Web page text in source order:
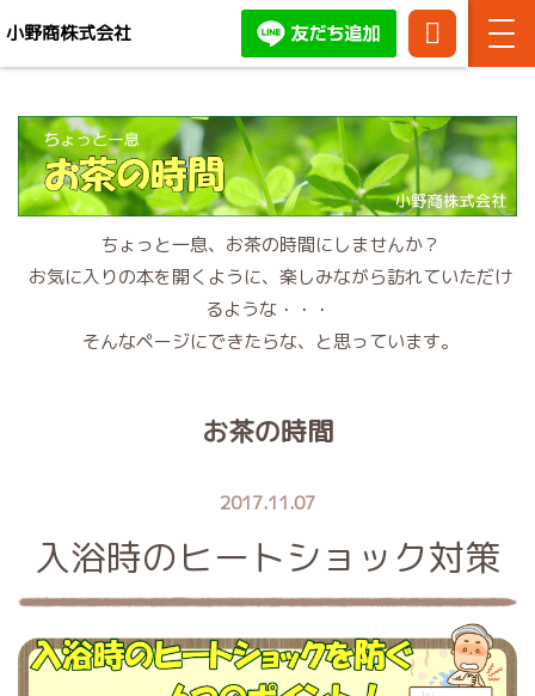
小野商株式会社
気軽にどうぞ！
TEL:086-
3371
ちょっと一息、お茶の時間にしませんか？
お気に入りの本を開くように、楽しみながら訪れていただけ
るような・・・
そんなページにできたらな、と思っています。
お茶の時間
2017.11.07
入浴時のヒートショック対策